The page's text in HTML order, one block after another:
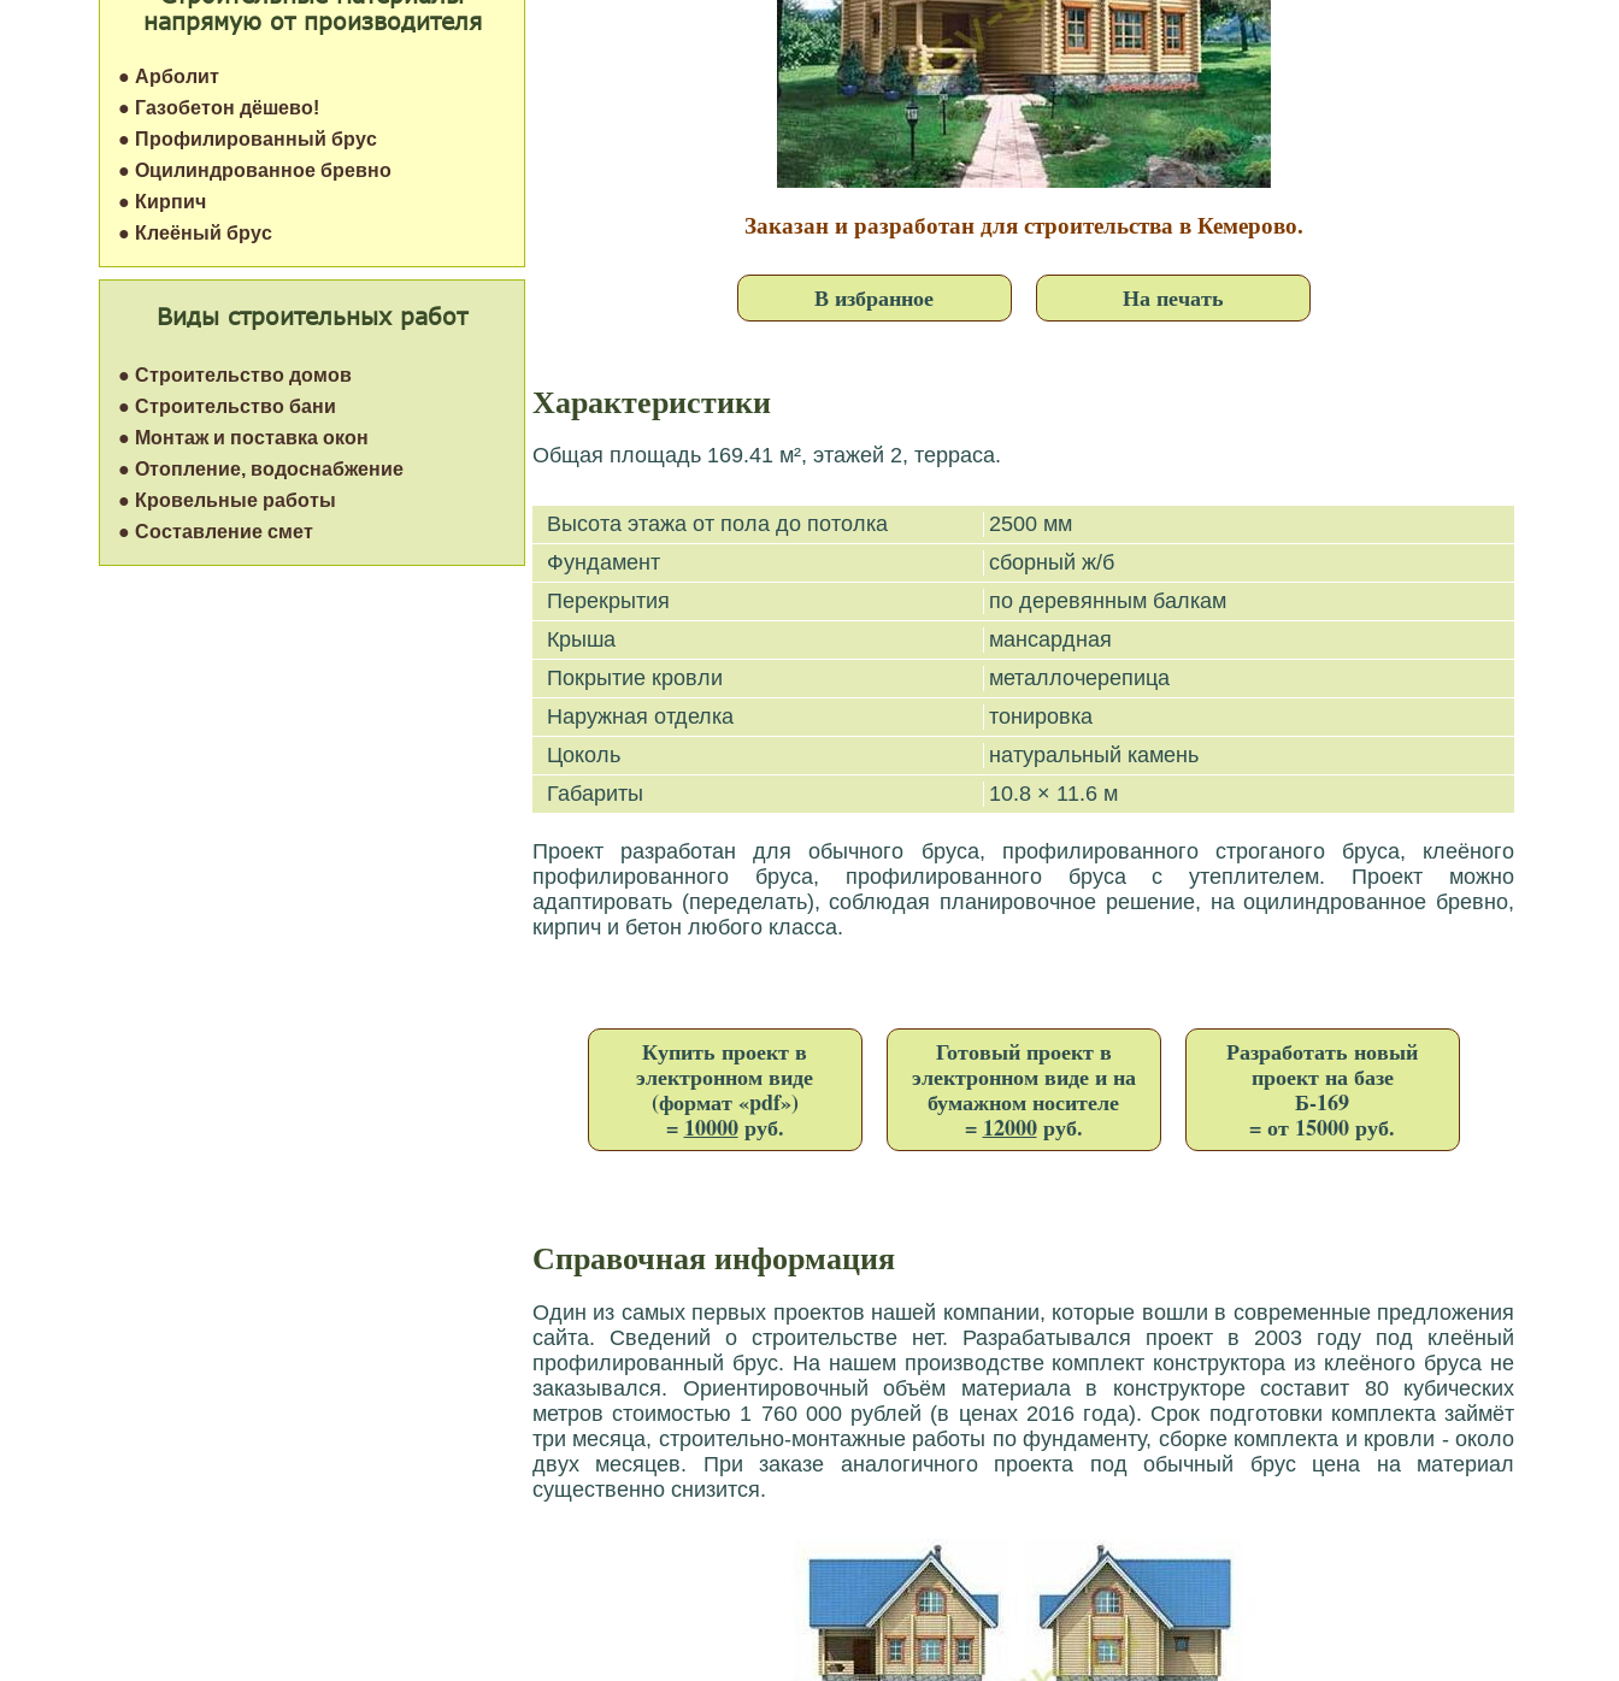
Виды строительных работ
● Строительство домов
● Строительство бани
● Монтаж и поставка окон
● Отопление, водоснабжение
● Кровельные работы
● Составление смет
напрямую от производителя
● Арболит
● Газобетон дёшево!
● Профилированный брус
● Оцилиндрованное бревно
● Кирпич
● Клеёный брус
Заказан и разработан для строительства в Кемерово.
В избранное На печать
Характеристики
Общая площадь 169.41 м², этажей 2, терраса.
Высота этажа от пола до потолка
2500 мм
Фундамент
сборный ж/б
Перекрытия
по деревянным балкам
Крыша
мансардная
Покрытие кровли
металлочерепица
Наружная отделка
тонировка
Цоколь
натуральный камень
Габариты
10.8 × 11.6 м
Проект разработан для обычного бруса, профилированного строганого бруса, клеёного
профилированного бруса, профилированного бруса с утеплителем. Проект можно
адаптировать (переделать), соблюдая планировочное решение, на оцилиндрованное бревно,
кирпич и бетон любого класса.
Купить проект в
электронном виде
(формат «pdf»)
= 10000руб.
Готовый проект в
электронном виде и на
бумажном носителе
= 12000руб.
Разработать новый
проект на базе
Б-169
= от 15000 руб.
Справочная информация
Один из самых первых проектов нашей компании, которые вошли в современные предложения
сайта. Сведений о строительстве нет. Разрабатывался проект в 2003 году под клеёный
профилированный брус. На нашем производстве комплект конструктора из клеёного бруса не
заказывался. Ориентировочный объём материала в конструкторе составит 80 кубических
метров стоимостью 1 760 000 рублей (в ценах 2016 года). Срок подготовки комплекта займёт
три месяца, строительно-монтажные работы по фундаменту, сборке комплекта и кровли - около
двух месяцев. При заказе аналогичного проекта под обычный брус цена на материал
существенно снизится.